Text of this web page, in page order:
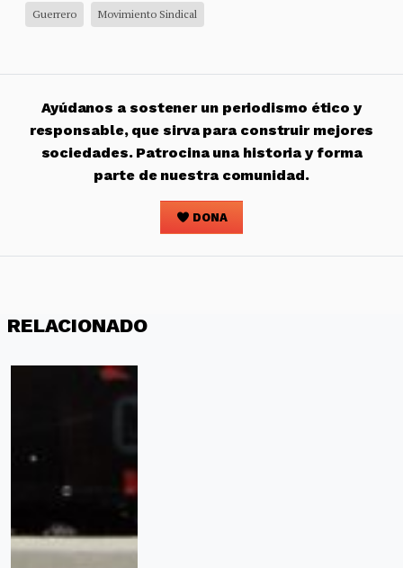
Guerrero Movimiento Sindical
Ayúdanos a sostener un periodismo ético y
responsable, que sirva para construir mejores
sociedades. Patrocina una historia y forma
parte de nuestra comunidad.
DONA
RELACIONADO